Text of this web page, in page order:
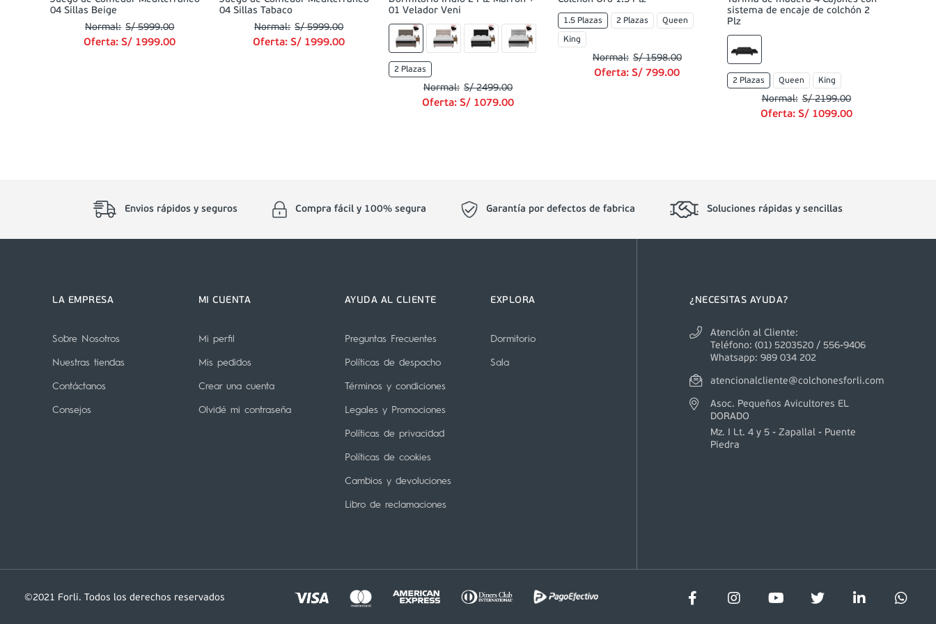
04 Sillas Beige
S/ 5999.00
Oferta:S/ 1999.00
04 Sillas Tabaco
S/ 5999.00
Oferta:S/ 1999.00
01 Velador Veni
2 Plazas
S/ 2499.00
Oferta: S/ 1079.00
1.5 Plazas 2 Plazas Queen
King
S/ 1598.00
Oferta:S/ 799.00
sistema de encaje de colchón 2
Plz
2 Plazas Queen King
S/ 2199.00
Oferta: S/ 1099.00
Envios rápidos y seguros Compra fácil y 100% segura Garantía por defectos de fabrica Soluciones rápidas y sencillas
LA EMPRESA
Sobre Nosotros
Nuestras tiendas
Contáctanos
Consejos
MI CUENTA
Mi perfil
Mis pedidos
Crear una cuenta
Olvidé mi contraseña
AYUDA AL CLIENTE
Preguntas Frecuentes
Políticas de despacho
Términos y condiciones
Legales y Promociones
Políticas de privacidad
Políticas de cookies
Cambios y devoluciones
Libro de reclamaciones
EXPLORA
Dormitorio
Sala
¿NECESITAS AYUDA?
Atención al Cliente:
Teléfono: (01) 5203520 / 556-9406
Whatsapp: 989 034 202
atencionalcliente@colchonesforli.com
Asoc. Pequeños Avicultores EL
DORADO
Mz. I Lt. 4 y 5 - Zapallal - Puente
Piedra
©2021 Forli. Todos los derechos reservados